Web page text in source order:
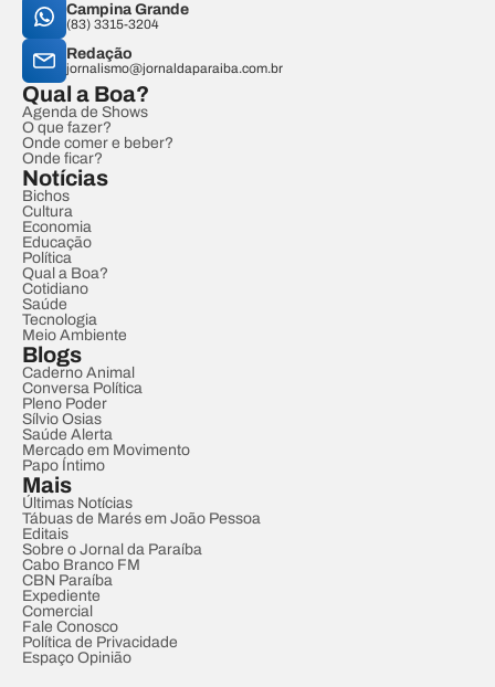
Campina Grande
(83) 3315-3204
Redação
jornalismo@jornaldaparaiba.com.br
Qual a Boa?
Agenda de Shows
O que fazer?
Onde comer e beber?
Onde ficar?
Notícias
Bichos
Cultura
Economia
Educação
Política
Qual a Boa?
Cotidiano
Saúde
Tecnologia
Meio Ambiente
Blogs
Caderno Animal
Conversa Política
Pleno Poder
Sílvio Osias
Saúde Alerta
Mercado em Movimento
Papo Íntimo
Mais
Últimas Notícias
Tábuas de Marés em João Pessoa
Editais
Sobre o Jornal da Paraíba
Cabo Branco FM
CBN Paraíba
Expediente
Comercial
Fale Conosco
Política de Privacidade
Espaço Opinião